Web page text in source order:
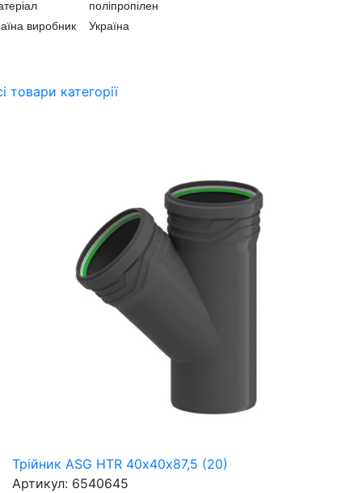
поліпропілен
виробник Україна
товари категорії
Трійник ASG HTR 40х40х87,5 (20)
Артикул: 6540645